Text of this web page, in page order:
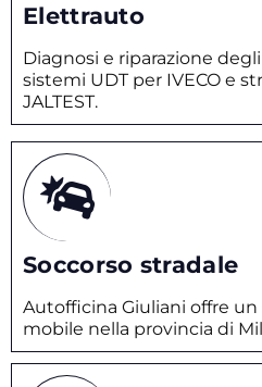
Elettrauto
Diagnosi e riparazione
sistemi UDT per IVECO e
JALTEST.
Soccorso stradale
Autofficina Giuliani offre un
mobile nella provincia di